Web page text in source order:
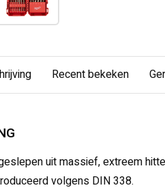
Recent bekeken
uit massief, extreem
volgens DIN 338.